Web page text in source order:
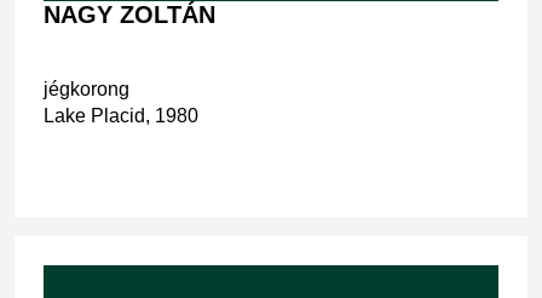
NAGY ZOLTÁN
jégkorong
Lake Placid, 1980